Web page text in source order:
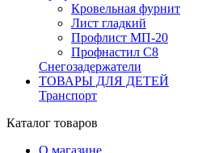
Кровельная фурнит
Лист гладкий
Профлист МП-20
Профнастил С8
Снегозадержатели
ТОВАРЫ ДЛЯ ДЕТЕЙ
Транспорт
Каталог товаров
О магазине